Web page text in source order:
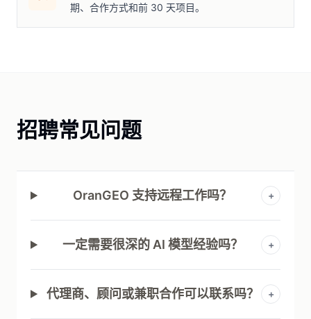
期、合作方式和前 30 天项目。
招聘常见问题
OranGEO 支持远程工作吗？ +
一定需要很深的 AI 模型经验吗？ +
代理商、顾问或兼职合作可以联系吗？ +